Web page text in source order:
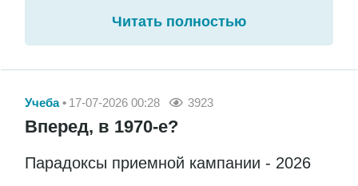
Читать полностью
Учеба 17-07-2026 00:28 3923
Вперед, в 1970-е?
Парадоксы приемной кампании - 2026